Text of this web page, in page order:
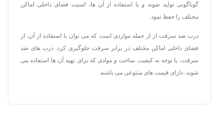
گوناگونی تولید شوند و با استفاده از آن ها، امنیت فضای داخلی اماکن
مختلف را حفظ نمود.
درب ضد سرقت از از جمله مواردی است که می توان با استفاده از آن، از
فضای داخلی اماکن مختلف در برابر سرقت جلوگیری کرد. درب های ضد
سرقت، با توجه به کیفیت ساخت و موادی که برای تهیه آن ها استفاده می
شوند، دارای قیمت های متنوعی می باشند.